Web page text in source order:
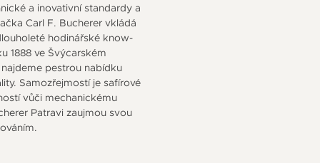
a inovativní standardy a
Carl F. Bucherer vkládá
hodinářské know-
1888 ve Švýcarském
pestrou nabídku
Samozřejmostí je safírové
vůči mechanickému
Patravi zaujmou svou